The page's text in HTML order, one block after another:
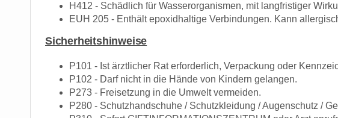
H412 - Schädlich für Wasserorganismen, mit langfristiger
EUH 205 - Enthält epoxidhaltige Verbindungen. Kann
Sicherheitshinweise
P101 - Ist ärztlicher Rat erforderlich, Verpackung oder
P102 - Darf nicht in die Hände von Kindern gelangen.
P273 - Freisetzung in die Umwelt vermeiden.
P280 - Schutzhandschuhe / Schutzkleidung / Augenschutz /